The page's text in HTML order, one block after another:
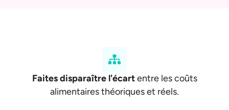
Faites disparaître l'écartentre les coûts
alimentaires théoriques et réels.